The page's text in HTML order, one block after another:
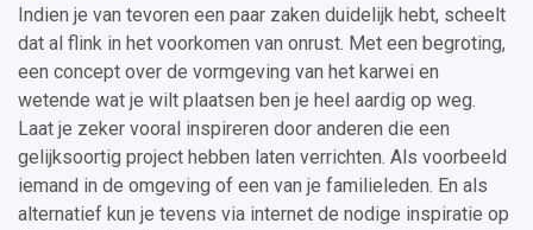
Indien je van tevoren een paar zaken duidelijk hebt, scheelt
dat al flink in het voorkomen van onrust. Met een begroting,
een concept over de vormgeving van het karwei en
wetende wat je wilt plaatsen ben je heel aardig op weg.
Laat je zeker vooral inspireren door anderen die een
gelijksoortig project hebben laten verrichten. Als voorbeeld
iemand in de omgeving of een van je familieleden. En als
alternatief kun je tevens via internet de nodige inspiratie op